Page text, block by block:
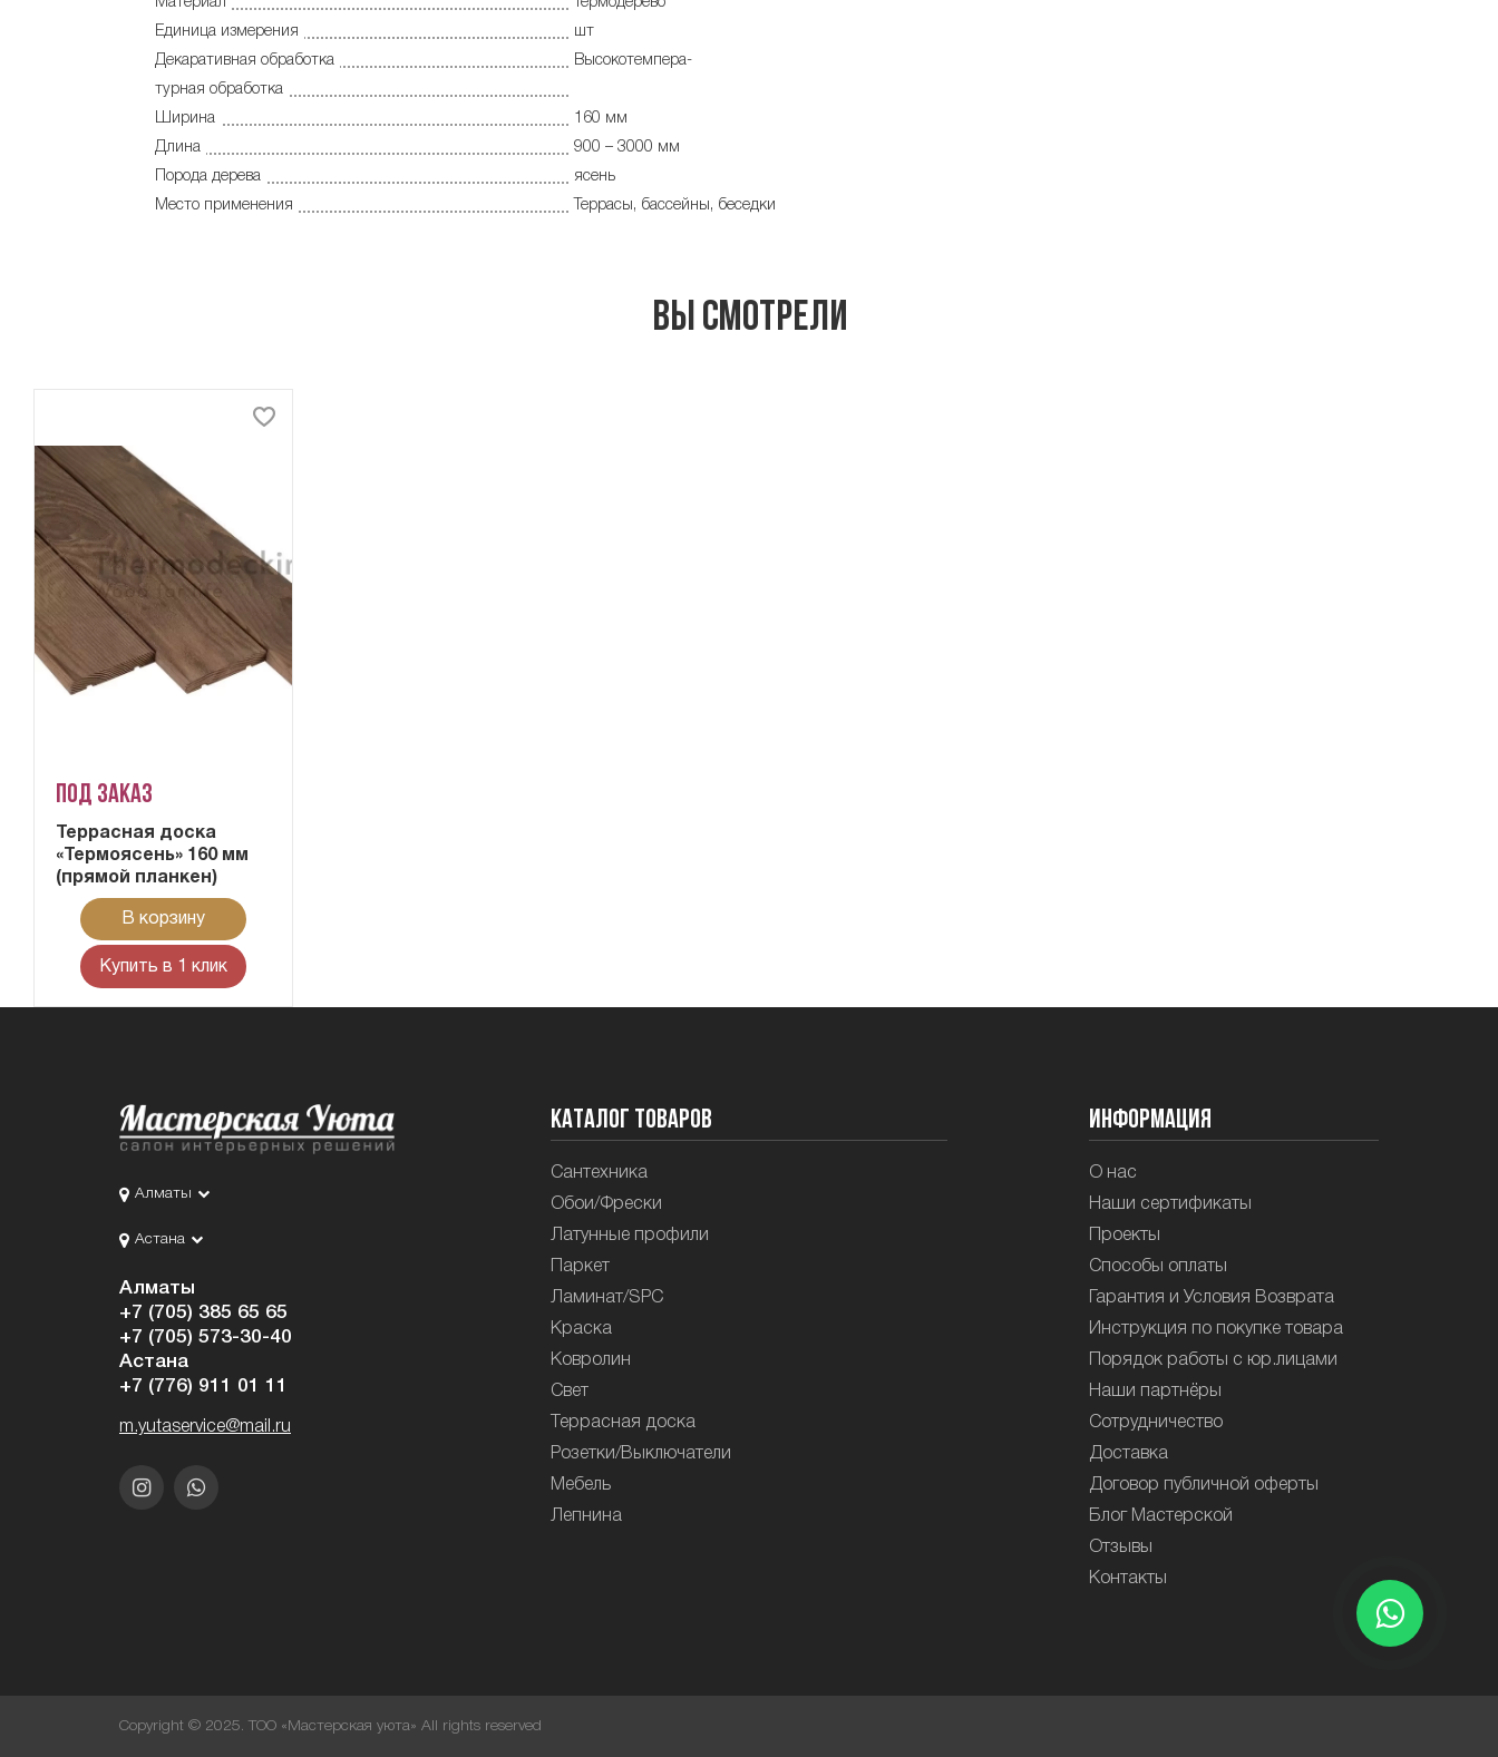
Единица измерения
шт
Декаративная обработка
Высокотемпера-
турная обработка
Ширина
160 мм
Длина
900 – 3000 мм
Порода дерева
ясень
Место применения
Террасы, бассейны, беседки
Вы смотрели
Под заказ
Террасная доска
«Термоясень» 160 мм
(прямой планкен)
В корзину
Купить в 1 клик
Алматы
Астана
Алматы
+7 (705) 385 65 65
+7 (705) 573-30-40
Астана
+7 (776) 911 01 11
m.yutaservice@mail.ru
Каталог товаров
Сантехника
Обои/Фрески
Латунные профили
Паркет
Ламинат/SPC
Краска
Ковролин
Свет
Террасная доска
Розетки/Выключатели
Мебель
Лепнина
Информация
О нас
Наши сертификаты
Проекты
Способы оплаты
Гарантия и Условия Возврата
Инструкция по покупке товара
Порядок работы с юр.лицами
Наши партнёры
Сотрудничество
Доставка
Договор публичной оферты
Блог Мастерской
Отзывы
Контакты
Copyright © 2025. ТОО «Мастерская уюта» All rights reserved